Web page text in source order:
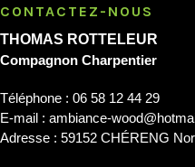
CONTACTEZ-NOUS
THOMAS ROTTELEUR
Compagnon Charpentier
Téléphone : 06 58 12 44 29
E-mail : ambiance-
Adresse : 59152 CHÉRENG